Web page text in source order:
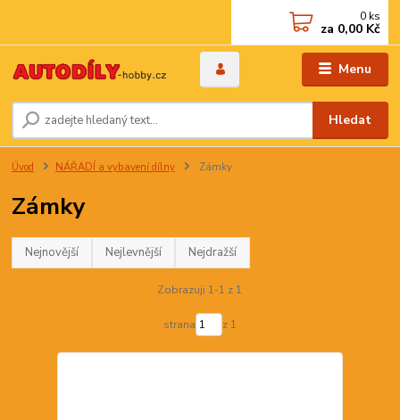
Menu
Hledat
0 ks
za 0,00 Kč
Úvod NÁŘADÍ a vybavení dílny Zámky
Zámky
Nejnovější Nejlevnější Nejdražší
Zobrazuji 1-1 z 1
strana z 1